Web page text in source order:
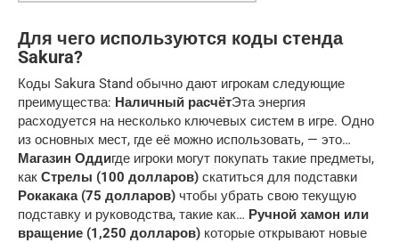
Для чего используются коды стенда
Sakura?
Коды Sakura Stand обычно дают игрокам следующие
преимущества: Наличный расчётЭта энергия
расходуется на несколько ключевых систем в игре. Одно
из основных мест, где её можно использовать, — это…
Магазин Оддигде игроки могут покупать такие предметы,
как Стрелы (100 долларов) скатиться для подставки
Рокакака (75 долларов) чтобы убрать свою текущую
подставку и руководства, такие как… Ручной хамон или
вращение (1,250 долларов) которые открывают новые